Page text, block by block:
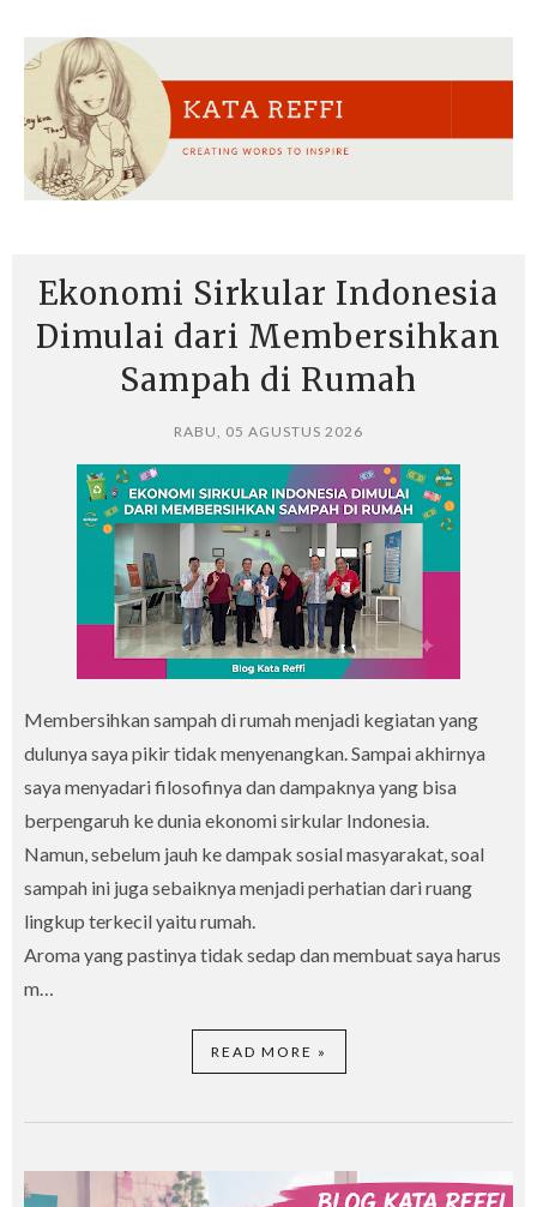
Ekonomi Sirkular Indonesia
Dimulai dari Membersihkan
Sampah di Rumah
RABU, 05 AGUSTUS 2026
Membersihkan sampah di rumah menjadi kegiatan yang
dulunya saya pikir tidak menyenangkan. Sampai akhirnya
saya menyadari filosofinya dan dampaknya yang bisa
berpengaruh ke dunia ekonomi sirkular Indonesia.
Namun, sebelum jauh ke dampak sosial masyarakat, soal
sampah ini juga sebaiknya menjadi perhatian dari ruang
lingkup terkecil yaitu rumah.
Aroma yang pastinya tidak sedap dan membuat saya harus
m…
READ MORE »